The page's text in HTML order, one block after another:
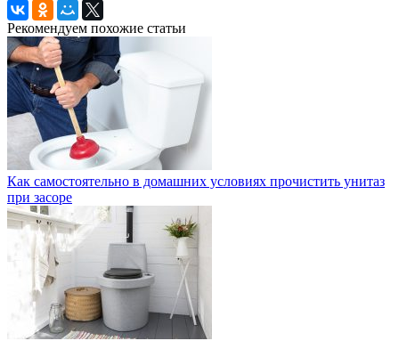
Рекомендуем похожие статьи
Как самостоятельно в домашних условиях прочистить унитаз
при засоре